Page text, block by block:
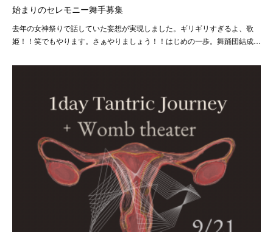
始まりのセレモニー舞手募集
去年の女神祭りで話していた妄想が実現しました。ギリギリすぎるよ、歌
姫！！笑でもやります。さぁやりましょう！！はじめの一歩。舞踊団結成…